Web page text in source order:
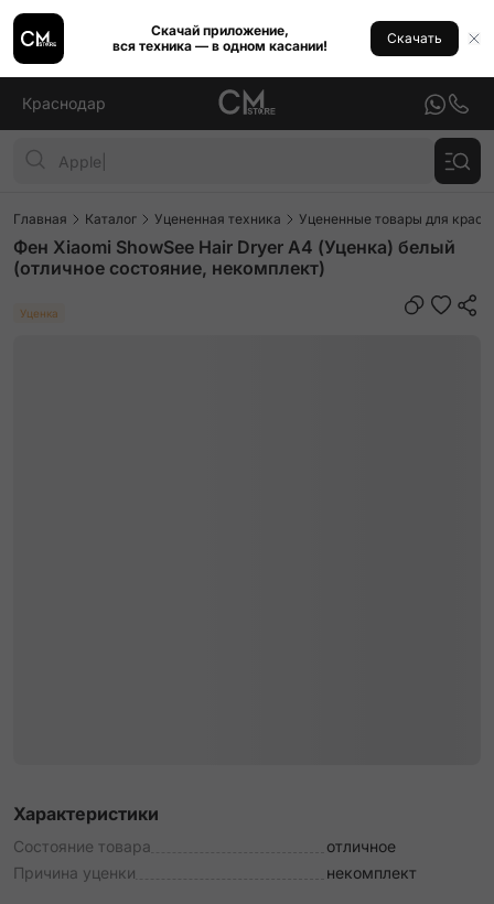
Скачай приложение,
вся техника — в одном касании!
Скачать
Краснодар
Главная Каталог Уцененная техника Уцененные товары для
Фен Xiaomi ShowSee Hair Dryer A4 (Уценка) белый
(отличное состояние, некомплект)
Уценка
Характеристики
Состояние товара
отличное
Причина уценки
некомплект